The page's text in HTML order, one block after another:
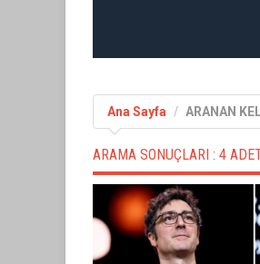
Ana Sayfa ARANAN
ARAMA SONUÇLARI : 4